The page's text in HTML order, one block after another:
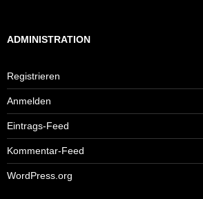
ADMINISTRATION
Registrieren
Anmelden
Eintrags-Feed
Kommentar-Feed
WordPress.org